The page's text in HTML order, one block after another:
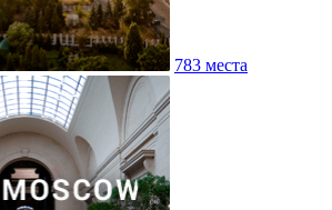
783 места